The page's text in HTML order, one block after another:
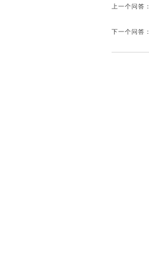
上一个问答：
下一个问答：